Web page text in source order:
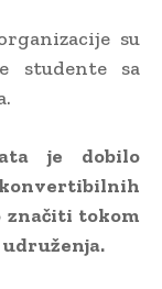
su
studente sa
je dobilo
značiti tokom
udruženja.